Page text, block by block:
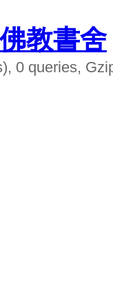
教書舍
0 queries,